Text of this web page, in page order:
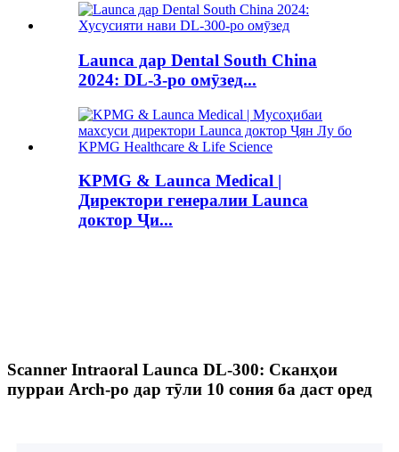
Launca дар Dental South China
2024: DL-3-ро омӯзед...
KPMG & Launca Medical |
Директори генералии Launca
доктор Ҷи...
Scanner Intraoral Launca DL-300: Сканҳои
пурраи Arch-ро дар тӯли 10 сония ба даст оред